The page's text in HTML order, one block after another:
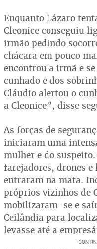
Enquanto Lázaro
Cleonice conseguiu
irmão pedindo
chácara em pouco
encontrou a irmã e
cunhado e dos
Cláudio alertou o
a Cleonice”, disse
As forças de
iniciaram uma
mulher e do
farejadores, drones
entraram na mata.
próprios vizinhos de
mobilizaram-se e
Ceilândia para
levasse até a